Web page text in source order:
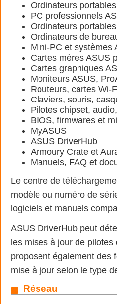
Ordinateurs
PC professionnels
Ordinateurs
Ordinateurs de
Mini-PC et systèmes
Cartes mères ASUS
Cartes graphiques
Moniteurs ASUS,
Routeurs, cartes Wi-
Claviers, souris,
Pilotes chipset,
BIOS, firmwares et
MyASUS
ASUS DriverHub
Armoury Crate et
Manuels, FAQ et
Le centre de
modèle ou numéro de
logiciels et manuels
ASUS DriverHub peut
les mises à jour de
proposent également des
mise à jour selon le type
Réseau